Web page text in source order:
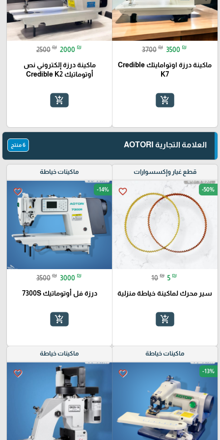
3700 ₪ 3500 ₪
ماكينة درزة اوتوامايتك Credible
K7
add_shopping_cart
2500 ₪ 2000 ₪
ماكينة درزة إلكتروني نص
أوتوماتيك Credible K2
add_shopping_cart
العلامة التجارية AOTORI 6 منتج
قطع غيار وإكسسوارات
favorite_border -50%
10 ₪ 5 ₪
سير محرك لماكينة خياطة منزلية
add_shopping_cart
ماكينات خياطة
favorite_border -14%
3500 ₪ 3000 ₪
درزة فل أوتوماتيك 7300S
add_shopping_cart
ماكينات خياطة
favorite_border -13%
ماكينات خياطة
favorite_border